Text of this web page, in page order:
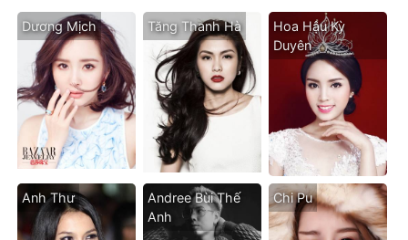
Dương Mịch Tăng Thanh Hà
Hoa Hậu Kỳ
Duyên
Anh Thư
Andree Bùi Thế
Anh
Chi Pu